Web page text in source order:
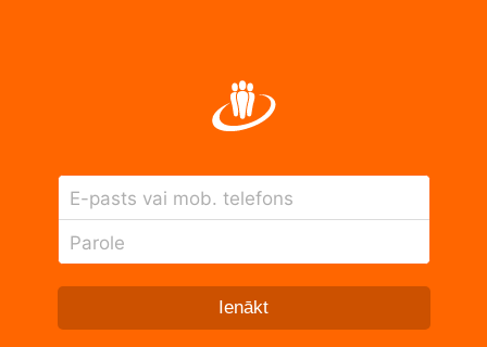
E-pasts vai mob. telefons
Parole
Ienākt